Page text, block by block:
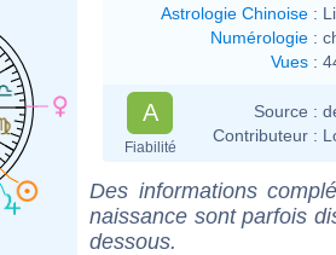
Astrologie Chinoise :
Numérologie :
Vues :
A
Fiabilité
Source :
Contributeur :
Des informations
naissance sont parfois
dessous.